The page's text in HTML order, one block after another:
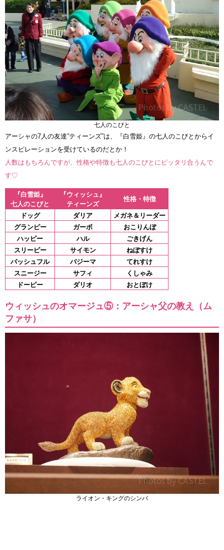
七人のこびと
アーシャの7人の友達”ティーンズ”は、『白雪姫』の七人のこびとからイ
ンスピレーションを受けているのだとか！
人数はもちろんですが、性格や特徴も七人のこびとにピッタリ合うんで
す♡
『白雪姫』
七人のこびと
『ウィッシュ』
ティーンズ
性格・特徴
ドッグ ダリア
メガネ＆リーダー
グランピー
ガーボ
おこりんぼ
ハッピー
ハル
ごきげん
スリーピー
サイモン
ねぼすけ
バッシュフル
バジーマ
てれすけ
スニージー
サフィ
くしゃみ
ドーピー
ダリオ おとぼけ
ウィッシュのオマージュ⑤：アーシャ父の教え（ム
ファサ）
ライオン・キングのシンバ